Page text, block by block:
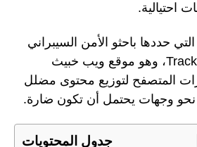
احتيالية.
حددها باحثو الأمن السيبراني
هي Trackturbonest.co.in، وهو موقع ويب خبيث
المتصفح لتوزيع محتوى مضلل
نحو وجهات يحتمل أن تكون ضارة.
جدول المحتويات